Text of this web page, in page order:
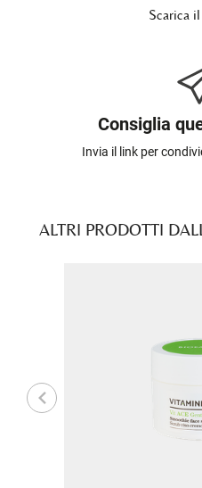
Scarica
Consiglia
Invia il link per
ALTRI PRODOTTI